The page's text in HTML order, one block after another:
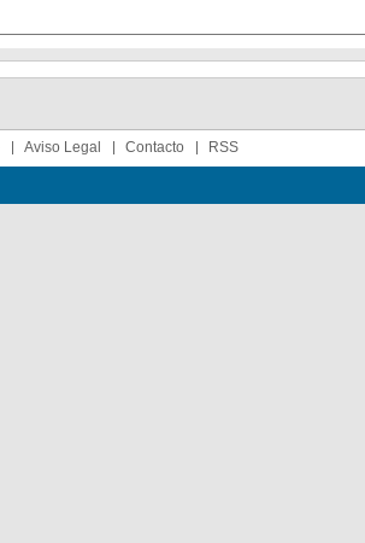
Aviso Legal Contacto RSS